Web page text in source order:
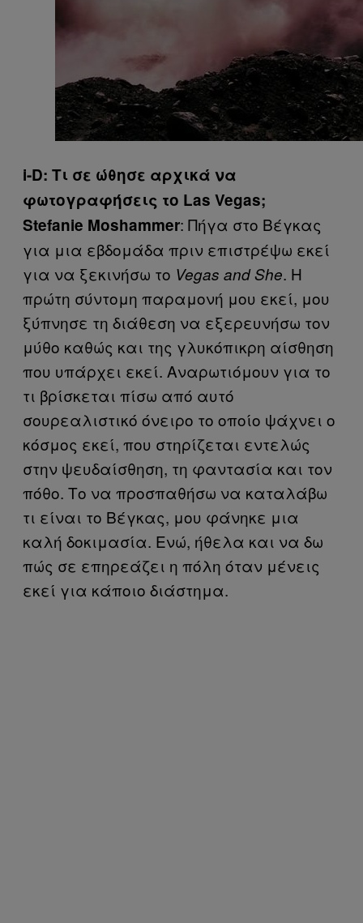
i-D: Τι σε ώθησε αρχικά να
φωτογραφήσεις το Las Vegas;
Stefanie Moshammer: Πήγα στο Βέγκας
για μια εβδομάδα πριν επιστρέψω εκεί
για να ξεκινήσω το Vegas and She. Η
πρώτη σύντομη παραμονή μου εκεί, μου
ξύπνησε τη διάθεση να εξερευνήσω τον
μύθο καθώς και της γλυκόπικρη αίσθηση
που υπάρχει εκεί. Αναρωτιόμουν για το
τι βρίσκεται πίσω από αυτό
σουρεαλιστικό όνειρο το οποίο ψάχνει ο
κόσμος εκεί, που στηρίζεται εντελώς
στην ψευδαίσθηση, τη φαντασία και τον
πόθο. Το να προσπαθήσω να καταλάβω
τι είναι το Βέγκας, μου φάνηκε μια
καλή δοκιμασία. Ενώ, ήθελα και να δω
πώς σε επηρεάζει η πόλη όταν μένεις
εκεί για κάποιο διάστημα.